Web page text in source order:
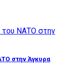
στην Άγκυρα